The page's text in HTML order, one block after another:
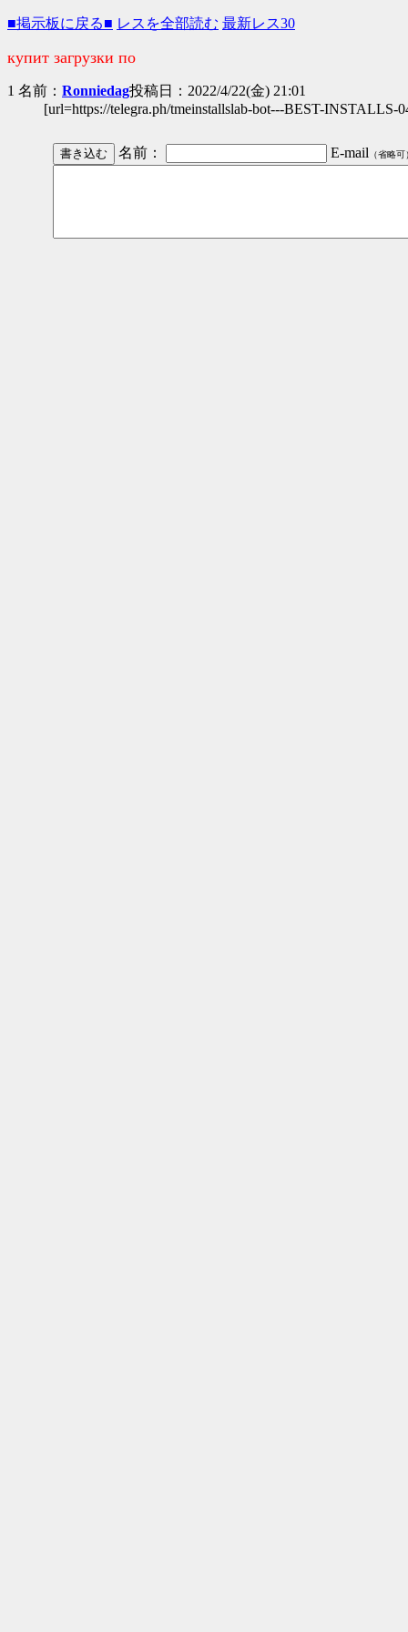
■掲示板に戻る■ レスを全部読む 最新レス30
купит загрузки по
1 名前： Ronniedag投稿日：2022/4/22(金) 21:01
[url=https://telegra.ph/tmeinstallslab-bot---BEST-
名前： E-mail （省略可